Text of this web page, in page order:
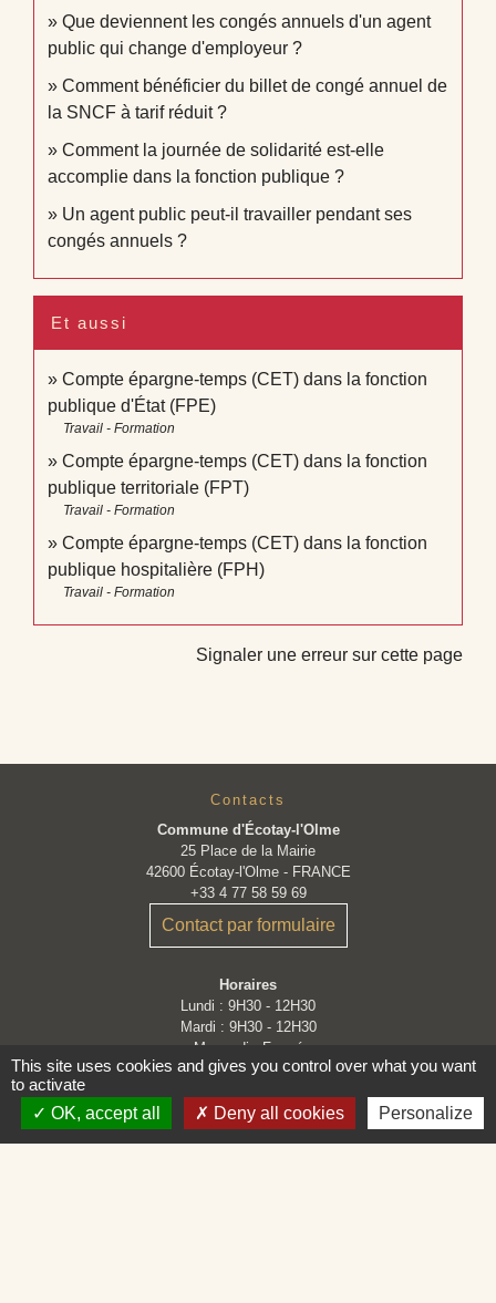
Que deviennent les congés annuels d'un agent
public qui change d'employeur ?
Comment bénéficier du billet de congé annuel de
la SNCF à tarif réduit ?
Comment la journée de solidarité est-elle
accomplie dans la fonction publique ?
Un agent public peut-il travailler pendant ses
congés annuels ?
Et aussi
Compte épargne-temps (CET) dans la fonction
publique d'État (FPE)
Travail - Formation
Compte épargne-temps (CET) dans la fonction
publique territoriale (FPT)
Travail - Formation
Compte épargne-temps (CET) dans la fonction
publique hospitalière (FPH)
Travail - Formation
Signaler une erreur sur cette page
Contacts
Commune d'Écotay-l'Olme
25 Place de la Mairie
42600 Écotay-l'Olme - FRANCE
+33 4 77 58 59 69
Contact par formulaire
Horaires
Lundi : 9H30 - 12H30
Mardi : 9H30 - 12H30
Mercredi : Fermé
Jeudi : 9H30 - 12H30
This site uses cookies and gives you control over what you want
to activate
OK, accept all
Deny all cookies Personalize